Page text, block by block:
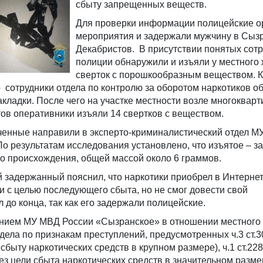
сбыту запрещенных веществ.
Для проверки информации полицейские
мероприятия и задержали мужчину в
Декабристов. В присутствии понятых
полиции обнаружили и изъяли у местного
сверток с порошкообразным веществом.
отдела по контролю за оборотом наркотиков
После чего на участке местности возле
оперативники изъяли 14 свертков с веществом.
направили в эксперто-криминалистический отдел
результатам исследования установлено, что изъятое –
происхождения, общей массой около 6 граммов.
задержанный пояснил, что наркотики приобрел в
с целью последующего сбыта, но не смог довести свой
конца, так как его задержали полицейские.
МУ МВД России «Сызранское» в отношении местного
по признакам преступлений, предусмотренных ч.3
наркотических средств в крупном размере), ч.1
цели сбыта наркотических средств в значительном